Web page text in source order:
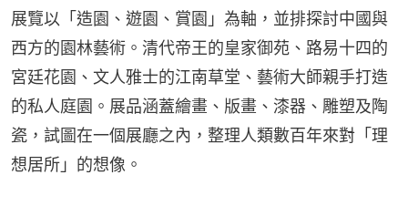
展覽以「造園、遊園、賞園」為軸，並排探討中國與
西方的園林藝術。清代帝王的皇家御苑、路易十四的
宮廷花園、文人雅士的江南草堂、藝術大師親手打造
的私人庭園。展品涵蓋繪畫、版畫、漆器、雕塑及陶
瓷，試圖在一個展廳之內，整理人類數百年來對「理
想居所」的想像。